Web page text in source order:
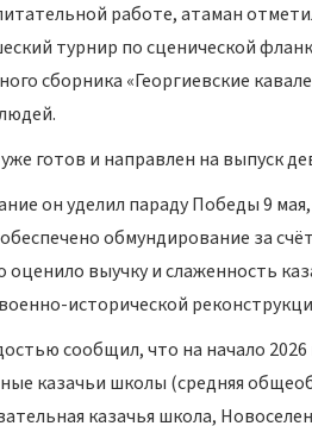
работе, атаман
турнир по сценической
сборника «Георгиевские
уже готов и направлен на выпуск
он уделил параду Победы 9
обмундирование за
выучку и слаженность
исторической
сообщил, что на начало
казачьи школы (средняя
казачья школа,